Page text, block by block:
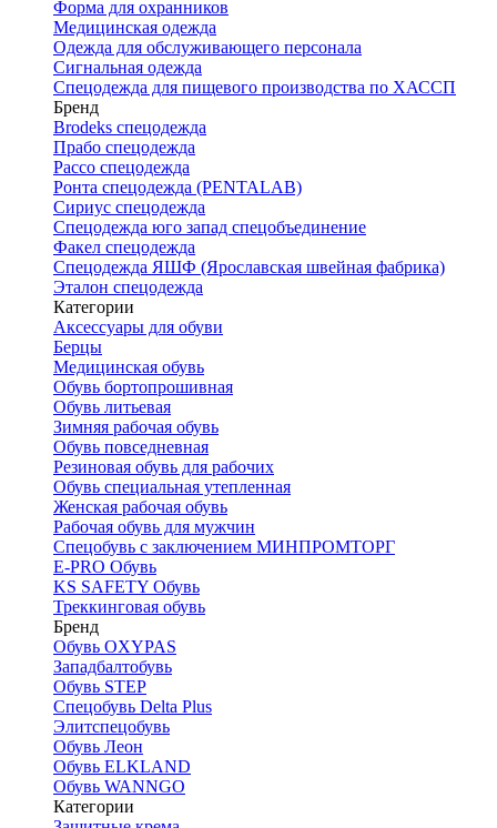
Форма для охранников
Медицинская одежда
Одежда для обслуживающего персонала
Сигнальная одежда
Спецодежда для пищевого производства по ХАССП
Бренд
Brodeks спецодежда
Прабо спецодежда
Рассо спецодежда
Ронта спецодежда (PENTALAB)
Сириус спецодежда
Спецодежда юго запад спецобъединение
Факел спецодежда
Спецодежда ЯШФ (Ярославская швейная фабрика)
Эталон спецодежда
Категории
Аксессуары для обуви
Берцы
Медицинская обувь
Обувь бортопрошивная
Обувь литьевая
Зимняя рабочая обувь
Обувь повседневная
Резиновая обувь для рабочих
Обувь специальная утепленная
Женская рабочая обувь
Рабочая обувь для мужчин
Спецобувь с заключением МИНПРОМТОРГ
E-PRO Обувь
KS SAFETY Обувь
Треккинговая обувь
Бренд
Обувь OXYPAS
Западбалтобувь
Обувь STEP
Спецобувь Delta Plus
Элитспецобувь
Обувь Леон
Обувь ELKLAND
Обувь WANNGO
Категории